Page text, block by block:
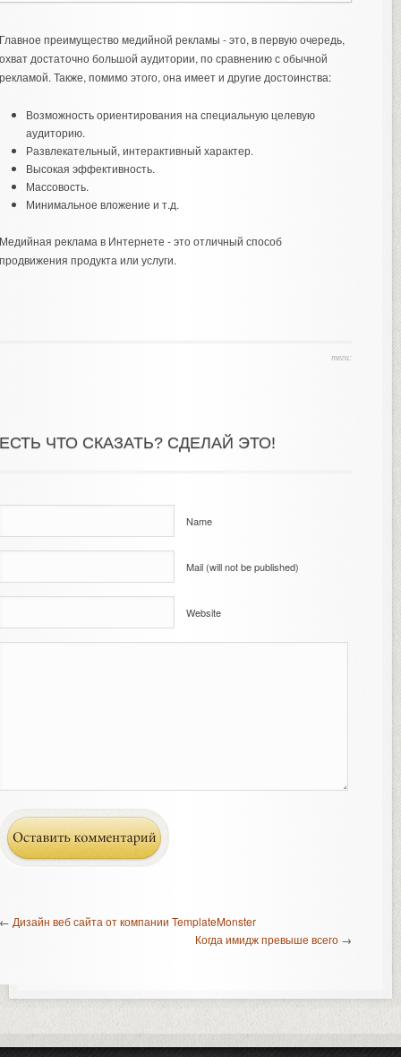
преимущество медийной рекламы - это, в первую очередь,
достаточно большой аудитории, по сравнению с обычной
Также, помимо этого, она имеет и другие достоинства:
Возможность ориентирования на специальную целевую
аудиторию.
Развлекательный, интерактивный характер.
Высокая эффективность.
Массовость.
Минимальное вложение и т.д.
реклама в Интернете - это отличный способ
продукта или услуги.
теги:
ЧТО СКАЗАТЬ? СДЕЛАЙ ЭТО!
Name
Mail (will not be published)
Website
Дизайн веб сайта от компании TemplateMonster
Когда имидж превыше всего →